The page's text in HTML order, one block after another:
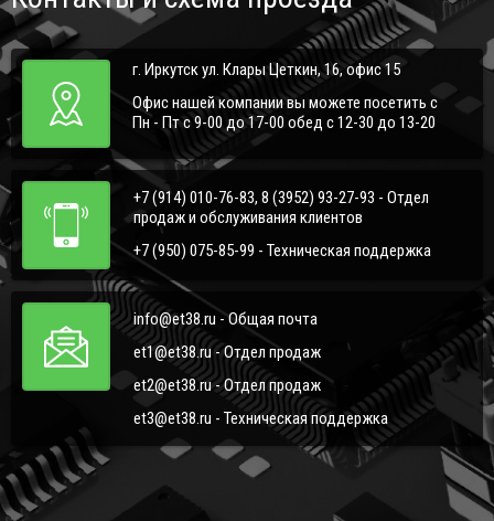
г. Иркутск ул. Клары Цеткин, 16, офис 15
Офис нашей компании вы можете посетить с
Пн - Пт с 9-00 до 17-00 обед с 12-30 до 13-20
+7 (914) 010-76-83, 8 (3952) 93-27-93 - Отдел
продаж и обслуживания клиентов
+7 (950) 075-85-99 - Техническая поддержка
info@et38.ru - Общая почта
et1@et38.ru - Отдел продаж
et2@et38.ru - Отдел продаж
et3@et38.ru - Техническая поддержка